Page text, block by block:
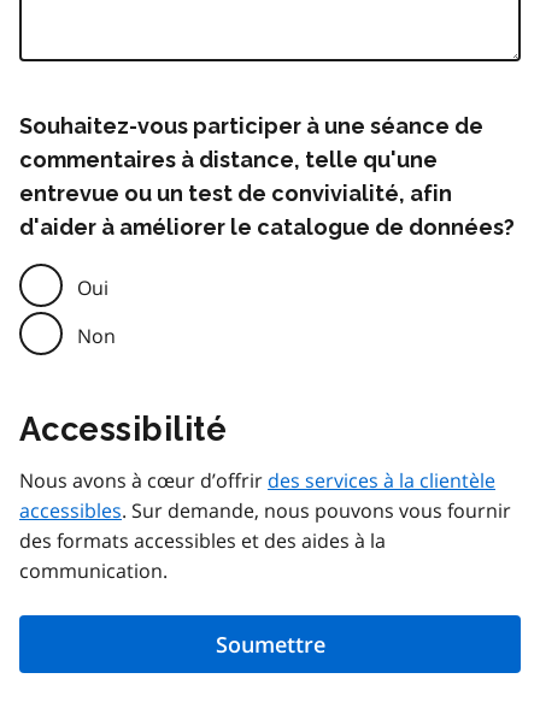
Souhaitez-vous participer à une séance de
commentaires à distance, telle qu'une
entrevue ou un test de convivialité, afin
d'aider à améliorer le catalogue de données?
Oui
Non
Accessibilité
Nous avons à cœur d’offrir des services à la clientèle
accessibles. Sur demande, nous pouvons vous fournir
des formats accessibles et des aides à la
communication.